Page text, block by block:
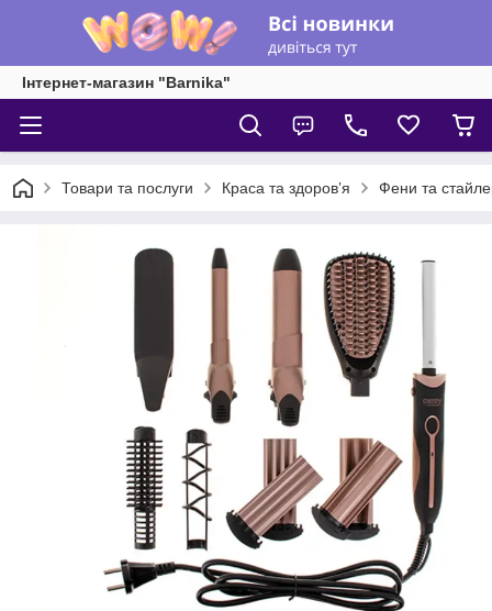
Інтернет-магазин "Barnika"
Товари та послуги Краса та здоровʼя Фени та